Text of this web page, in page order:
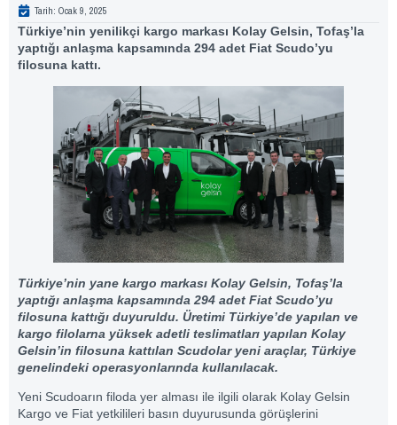
Tarih: Ocak 9, 2025
Türkiye’nin yenilikçi kargo markası Kolay Gelsin, Tofaş’la
yaptığı anlaşma kapsamında 294 adet Fiat Scudo’yu
filosuna kattı.
Türkiye’nin yane kargo markası Kolay Gelsin, Tofaş’la
yaptığı anlaşma kapsamında 294 adet Fiat Scudo’yu
filosuna kattığı duyuruldu. Üretimi Türkiye’de yapılan ve
kargo filolarna yüksek adetli teslimatları yapılan Kolay
Gelsin’in filosuna kattılan Scudolar yeni araçlar, Türkiye
genelindeki operasyonlarında kullanılacak.
Yeni Scudoarın filoda yer alması ile ilgili olarak Kolay Gelsin
Kargo ve Fiat yetkilileri basın duyurusunda görüşlerini